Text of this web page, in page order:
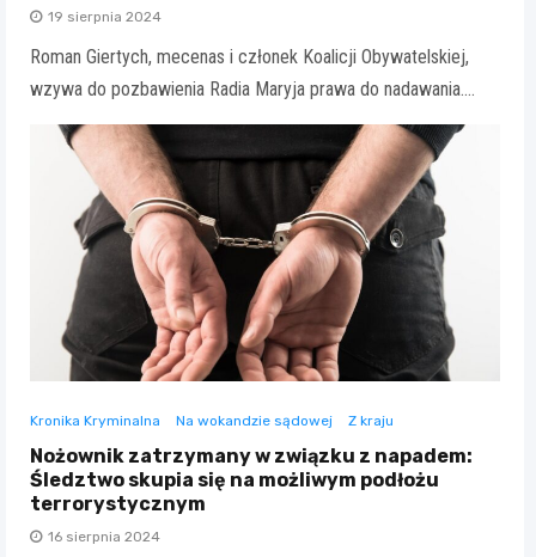
19 sierpnia 2024
Roman Giertych, mecenas i członek Koalicji Obywatelskiej,
wzywa do pozbawienia Radia Maryja prawa do nadawania.…
Kronika Kryminalna Na wokandzie sądowej Z kraju
Nożownik zatrzymany w związku z napadem:
Śledztwo skupia się na możliwym podłożu
terrorystycznym
16 sierpnia 2024